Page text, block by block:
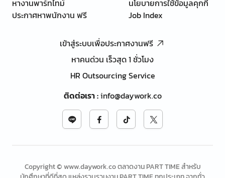
หางานพาร์ทไทม์
ประกาศหาพนักงาน ฟรี
นโยบายการใช้ข้อมูลคุกกี้
Job Index
เข้าสู่ระบบเพื่อประกาศงานฟรี
หาคนด่วน เร็วสุด 1 ชั่วโมง
HR Outsourcing Service
ติดต่อเรา:info@daywork.co
Copyright © www.daywork.co ตลาดงาน PART TIME สำหรับ